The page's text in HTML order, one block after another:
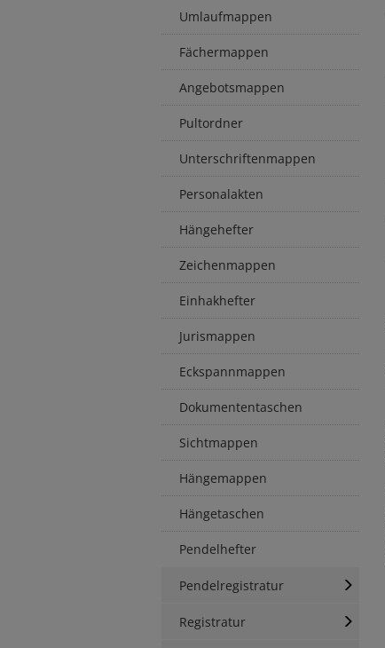
Umlaufmappen
Fächermappen
Angebotsmappen
Pultordner
Unterschriftenmappen
Personalakten
Hängehefter
Zeichenmappen
Einhakhefter
Jurismappen
Eckspannmappen
Dokumententaschen
Sichtmappen
Hängemappen
Hängetaschen
Pendelhefter
Pendelregistratur
Registratur